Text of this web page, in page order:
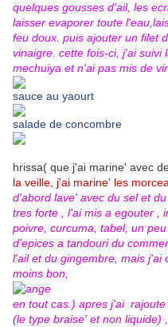
quelques gousses d'ail, les
laisser evaporer toute
feu doux. puis ajouter un filet
vinaigre. cette fois-ci, j'ai suivi
mechuiya et n'ai pas mis de
sauce au yaourt
salade de concombre
hrissa( que j'ai marine' avec
la veille, j'ai marine' les
d'abord lave' avec du sel et
tres forte , l'ai mis a egouter ,
poivre, curcuma, tabel, un
d'epices a tandouri du
l'ail et du gingembre, mais j'ai
moins bon,
en tout cas.) apres j'ai
(le type braise' et non liquide)